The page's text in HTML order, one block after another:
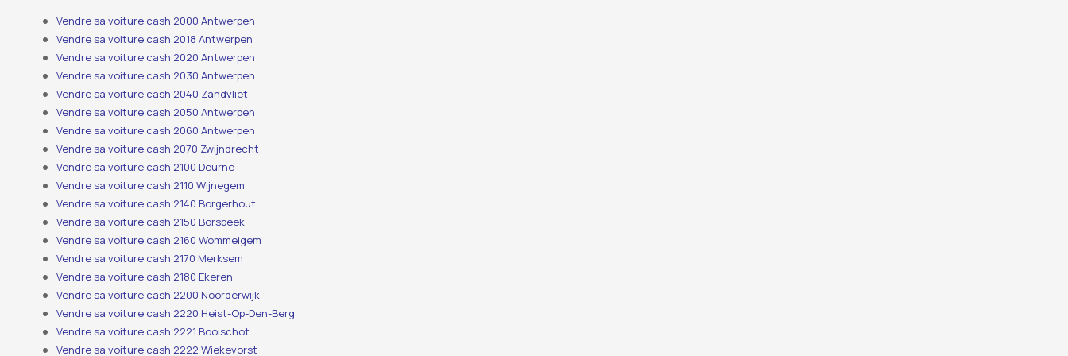
Vendre sa voiture cash 2000 Antwerpen
Vendre sa voiture cash 2018 Antwerpen
Vendre sa voiture cash 2020 Antwerpen
Vendre sa voiture cash 2030 Antwerpen
Vendre sa voiture cash 2040 Zandvliet
Vendre sa voiture cash 2050 Antwerpen
Vendre sa voiture cash 2060 Antwerpen
Vendre sa voiture cash 2070 Zwijndrecht
Vendre sa voiture cash 2100 Deurne
Vendre sa voiture cash 2110 Wijnegem
Vendre sa voiture cash 2140 Borgerhout
Vendre sa voiture cash 2150 Borsbeek
Vendre sa voiture cash 2160 Wommelgem
Vendre sa voiture cash 2170 Merksem
Vendre sa voiture cash 2180 Ekeren
Vendre sa voiture cash 2200 Noorderwijk
Vendre sa voiture cash 2220 Heist-Op-Den-Berg
Vendre sa voiture cash 2221 Booischot
Vendre sa voiture cash 2222 Wiekevorst